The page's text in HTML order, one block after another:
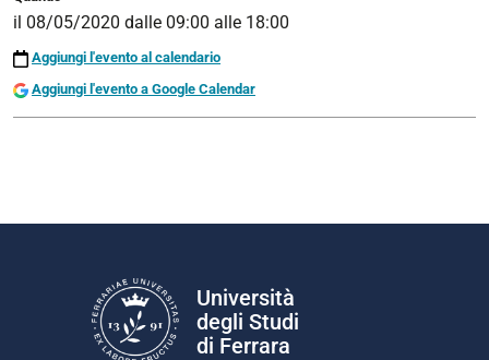
il 08/05/2020 dalle 09:00 alle 18:00
Aggiungi l'evento al calendario
Aggiungi l'evento a Google Calendar
Università
degli Studi
di Ferrara